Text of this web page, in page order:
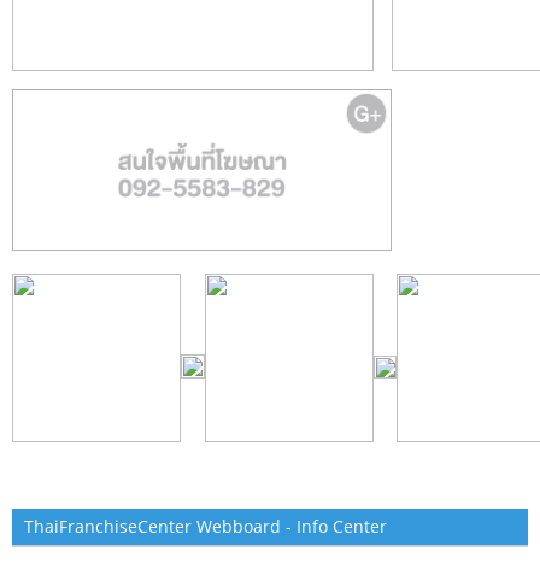
ThaiFranchiseCenter Webboard - Info Center